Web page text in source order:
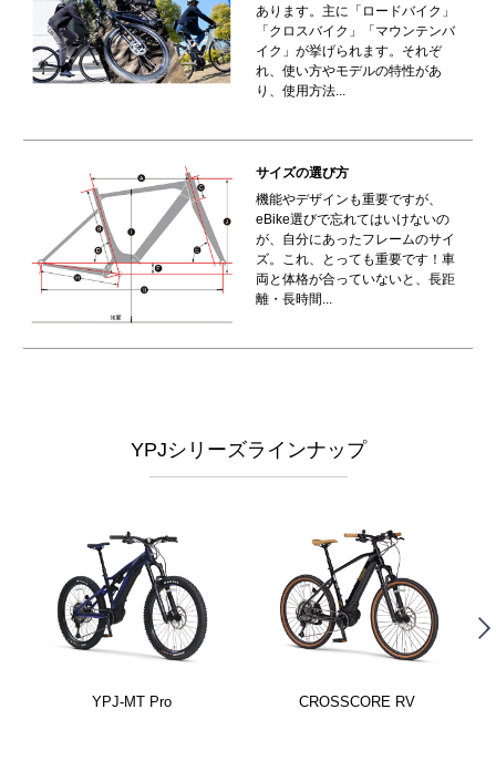
あります。主に「ロードバイク」
「クロスバイク」「マウンテンバ
イク」が挙げられます。それぞ
れ、使い方やモデルの特性があ
り、使用方法...
サイズの選び方
機能やデザインも重要ですが、
eBike選びで忘れてはいけないの
が、自分にあったフレームのサイ
ズ。これ、とっても重要です！車
両と体格が合っていないと、長距
離・長時間...
YPJシリーズラインナップ
YPJ-MT Pro CROSSCORE RV